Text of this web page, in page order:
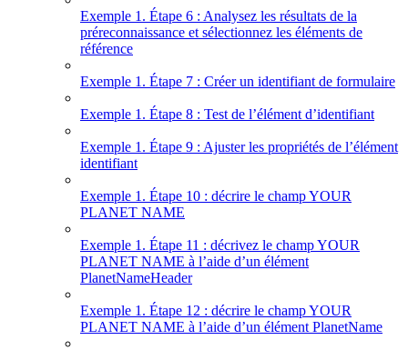
Exemple 1. Étape 6 : Analysez les résultats de la
préreconnaissance et sélectionnez les éléments de
référence
Exemple 1. Étape 7 : Créer un identifiant de formulaire
Exemple 1. Étape 8 : Test de l’élément d’identifiant
Exemple 1. Étape 9 : Ajuster les propriétés de l’élément
identifiant
Exemple 1. Étape 10 : décrire le champ YOUR
PLANET NAME
Exemple 1. Étape 11 : décrivez le champ YOUR
PLANET NAME à l’aide d’un élément
PlanetNameHeader
Exemple 1. Étape 12 : décrire le champ YOUR
PLANET NAME à l’aide d’un élément PlanetName